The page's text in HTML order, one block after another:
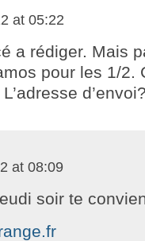
at 05:22
a rédiger. Mais
pour les 1/2.
at 08:09
soir te